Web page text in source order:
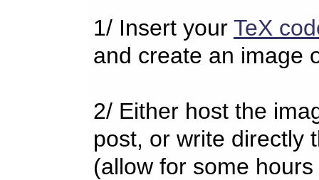
1/ Insert your TeX
and create an image
2/ Either host the
post, or write directly
(allow for some